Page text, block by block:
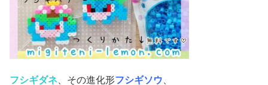
フシギダネ 、その進化形フシギソウ